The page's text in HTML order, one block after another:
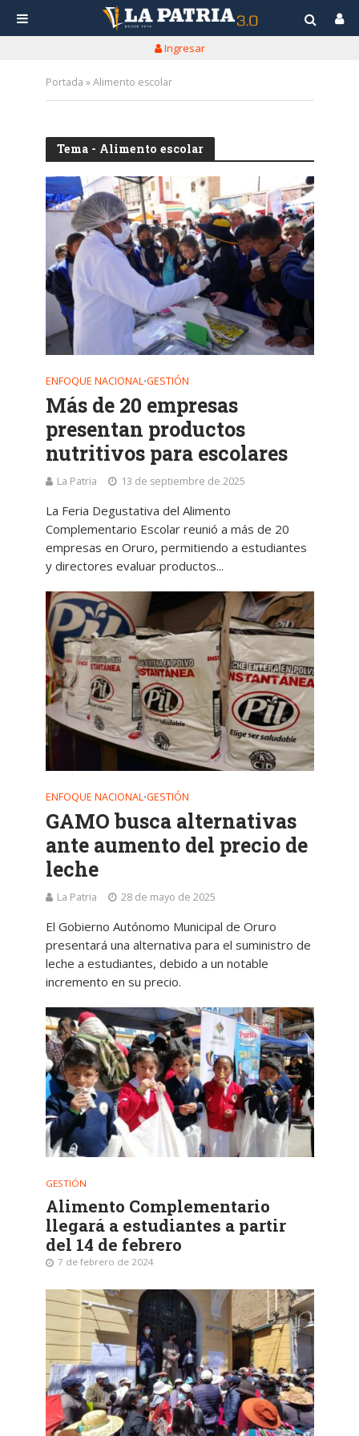
Ingresar
Portada »Alimento escolar
Tema - Alimento escolar
ENFOQUE NACIONAL•GESTIÓN
Más de 20 empresas
presentan productos
nutritivos para escolares
La Patria 13 de septiembre de 2025
La Feria Degustativa del Alimento
Complementario Escolar reunió a más de 20
empresas en Oruro, permitiendo a estudiantes
y directores evaluar productos...
ENFOQUE NACIONAL•GESTIÓN
GAMO busca alternativas
ante aumento del precio de
leche
La Patria 28 de mayo de 2025
El Gobierno Autónomo Municipal de Oruro
presentará una alternativa para el suministro de
leche a estudiantes, debido a un notable
incremento en su precio.
GESTIÓN
Alimento Complementario
llegará a estudiantes a partir
del 14 de febrero
7 de febrero de 2024